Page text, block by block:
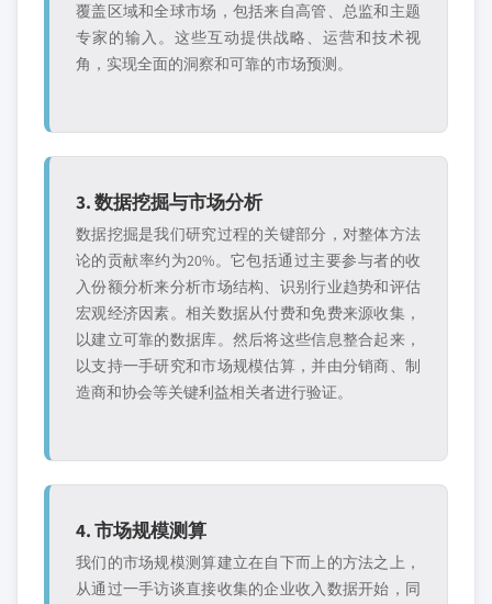
覆盖区域和全球市场，包括来自高管、总监和主题
专家的输入。这些互动提供战略、运营和技术视
角，实现全面的洞察和可靠的市场预测。
3. 数据挖掘与市场分析
数据挖掘是我们研究过程的关键部分，对整体方法
论的贡献率约为20%。它包括通过主要参与者的收
入份额分析来分析市场结构、识别行业趋势和评估
宏观经济因素。相关数据从付费和免费来源收集，
以建立可靠的数据库。然后将这些信息整合起来，
以支持一手研究和市场规模估算，并由分销商、制
造商和协会等关键利益相关者进行验证。
4. 市场规模测算
我们的市场规模测算建立在自下而上的方法之上，
从通过一手访谈直接收集的企业收入数据开始，同